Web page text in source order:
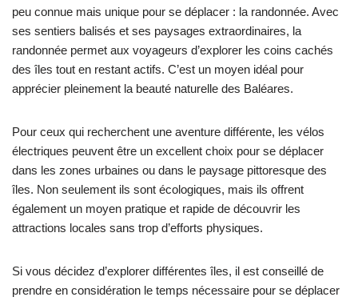
peu connue mais unique pour se déplacer : la randonnée. Avec
ses sentiers balisés et ses paysages extraordinaires, la
randonnée permet aux voyageurs d’explorer les coins cachés
des îles tout en restant actifs. C’est un moyen idéal pour
apprécier pleinement la beauté naturelle des Baléares.
Pour ceux qui recherchent une aventure différente, les vélos
électriques peuvent être un excellent choix pour se déplacer
dans les zones urbaines ou dans le paysage pittoresque des
îles. Non seulement ils sont écologiques, mais ils offrent
également un moyen pratique et rapide de découvrir les
attractions locales sans trop d’efforts physiques.
Si vous décidez d’explorer différentes îles, il est conseillé de
prendre en considération le temps nécessaire pour se déplacer